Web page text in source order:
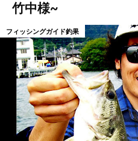
竹中様~
フィッシングガイド釣果